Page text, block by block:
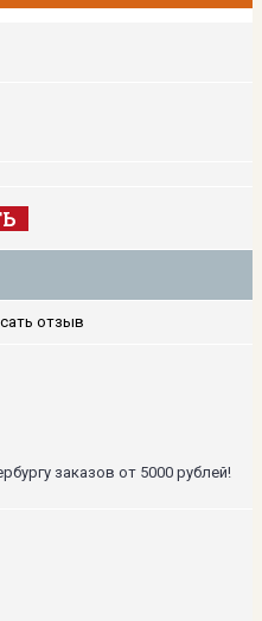
отзыв
заказов от 5000 рублей!